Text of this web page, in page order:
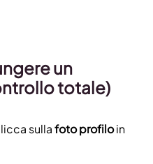
un
totale)
sullafoto profiloin